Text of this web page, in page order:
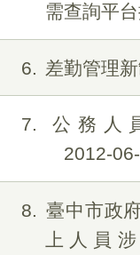
需查詢平
6 差勤管理
7
公務人
2012-
8
臺中市政
上人員